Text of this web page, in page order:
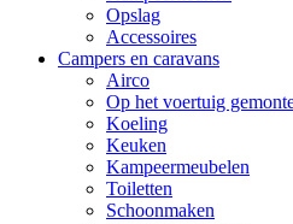
Opslag
Accessoires
Campers en caravans
Airco
Op het voertuig
Koeling
Keuken
Kampeermeubelen
Toiletten
Schoonmaken